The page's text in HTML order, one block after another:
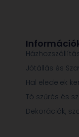
Jótállás és
Hal eledelek
Tó szűrés és
Dekorációk,